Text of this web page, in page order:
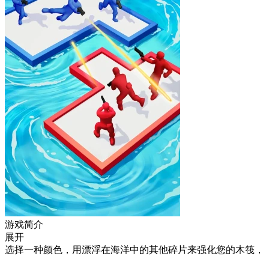
游戏简介
展开
选择一种颜色，用漂浮在海洋中的其他碎片来强化您的木筏，